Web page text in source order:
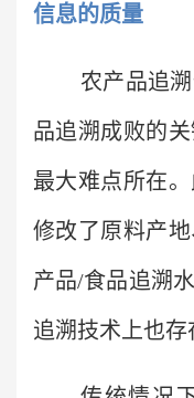
信息的质量
农产品追
品追溯成败的
最大难点所在
修改了原料产
产品/食品追溯
追溯技术上也存